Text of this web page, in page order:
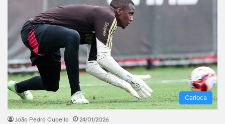
Carioca
João Pedro Cupello 24/01/2026